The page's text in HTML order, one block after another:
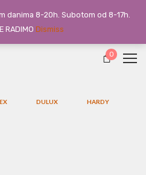
0
DULUX HARDY
danima 8-20h. Subotom od 8-17h.
RADIMO Dismiss